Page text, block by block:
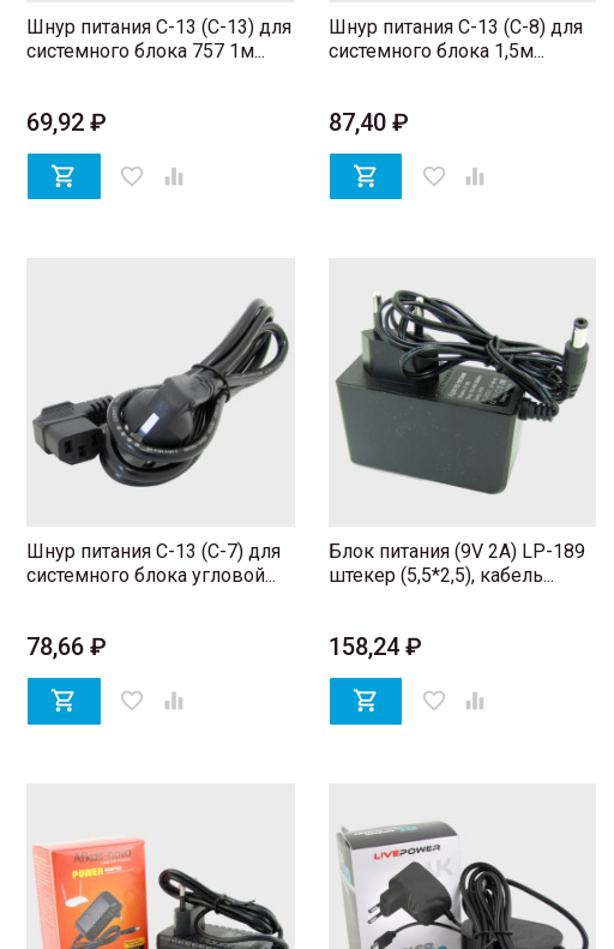
Шнур питания C-13 (C-13) для
системного блока 757 1м...
69,92 ₽
 favorite_border 
Шнур питания C-13 (C-8) для
системного блока 1,5м...
87,40 ₽
 favorite_border 
Шнур питания C-13 (C-7) для
системного блока угловой...
78,66 ₽
 favorite_border 
Блок питания (9V 2A) LP-189
штекер (5,5*2,5), кабель...
158,24 ₽
 favorite_border 